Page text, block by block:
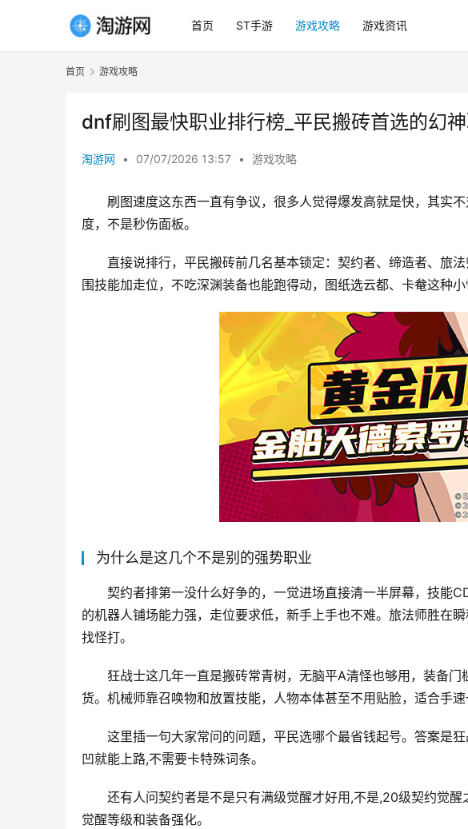
首页 ST手游 游戏攻略 游戏资讯
首页 游戏攻略
dnf刷图最快职业排行榜_平民搬砖首选的幻
淘游网 • 07/07/2026 13:57 • 游戏攻略
刷图速度这东西一直有争议，很多人觉得爆发高就是快，其实
度，不是秒伤面板。
直接说排行，平民搬砖前几名基本锁定：契约者、缔造者、旅
围技能加走位，不吃深渊装备也能跑得动，图纸选云都、卡奙这种小
为什么是这几个不是别的强势职业
契约者排第一没什么好争的，一觉进场直接清一半屏幕，技能
的机器人铺场能力强，走位要求低，新手上手也不难。旅法师胜在
找怪打。
狂战士这几年一直是搬砖常青树，无脑平A清怪也够用，装备
货。机械师靠召唤物和放置技能，人物本体甚至不用贴脸，适合手速
这里插一句大家常问的问题，平民选哪个最省钱起号。答案是
凹就能上路,不需要卡特殊词条。
还有人问契约者是不是只有满级觉醒才好用,不是,20级契约觉
觉醒等级和装备强化。